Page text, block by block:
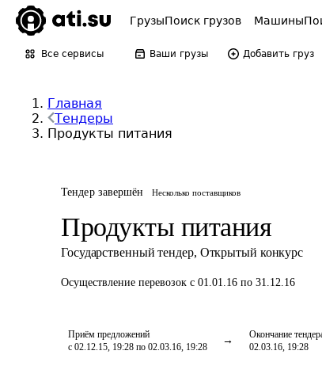
ГрузыПоиск грузов Машины
Все сервисы Ваши грузы Добавить груз
Главная
Тендеры
Продукты питания
Тендер завершён Несколько поставщиков
Продукты питания
Государственный тендер, Открытый конкурс
Осуществление перевозок с 01.01.16 по 31.12.16
Приём предложений
с 02.12.15, 19:28 по 02.03.16, 19:28
Окончание
02.03.16, 19:28